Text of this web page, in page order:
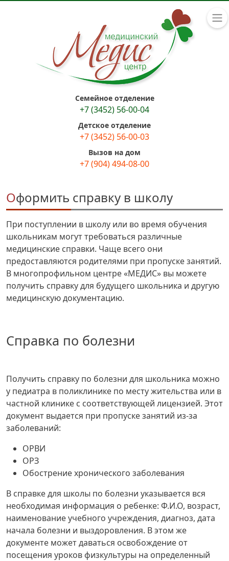
Семейное отделение
+7 (3452) 56-00-04
Детское отделение
+7 (3452) 56-00-03
Вызов на дом
+7 (904) 494-08-00
Оформить справку в школу
При поступлении в школу или во время обучения
школьникам могут требоваться различные
медицинские справки. Чаще всего они
предоставляются родителями при пропуске занятий.
В многопрофильном центре «МЕДИС» вы можете
получить справку для будущего школьника и другую
медицинскую документацию.
Справка по болезни
Получить справку по болезни для школьника можно
у педиатра в поликлинике по месту жительства или в
частной клинике с соответствующей лицензией. Этот
документ выдается при пропуске занятий из-за
заболеваний:
ОРВИ
ОРЗ
Обострение хронического заболевания
В справке для школы по болезни указывается вся
необходимая информация о ребенке: Ф.И.О, возраст,
наименование учебного учреждения, диагноз, дата
начала болезни и выздоровления. В этом же
документе может даваться освобождение от
посещения уроков физкультуры на определенный